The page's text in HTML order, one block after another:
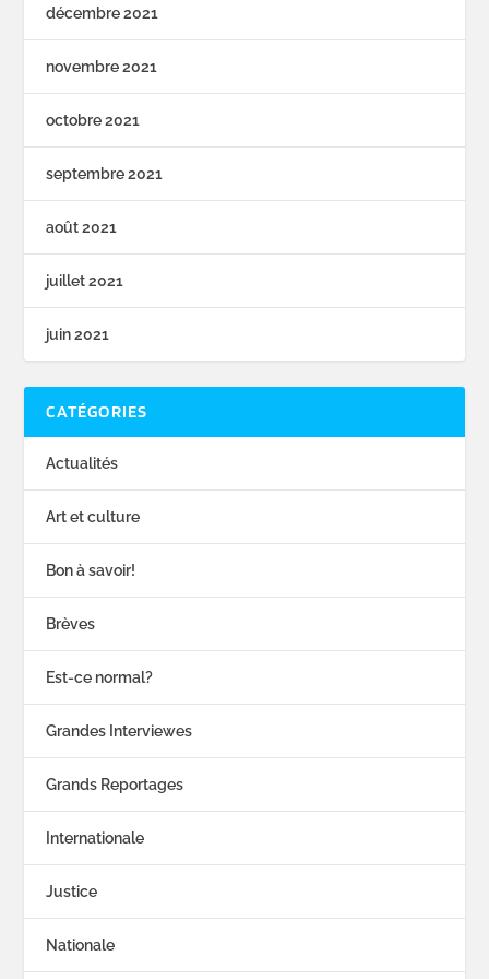
décembre 2021
novembre 2021
octobre 2021
septembre 2021
août 2021
juillet 2021
juin 2021
CATÉGORIES
Actualités
Art et culture
Bon à savoir!
Brèves
Est-ce normal?
Grandes Interviewes
Grands Reportages
Internationale
Justice
Nationale